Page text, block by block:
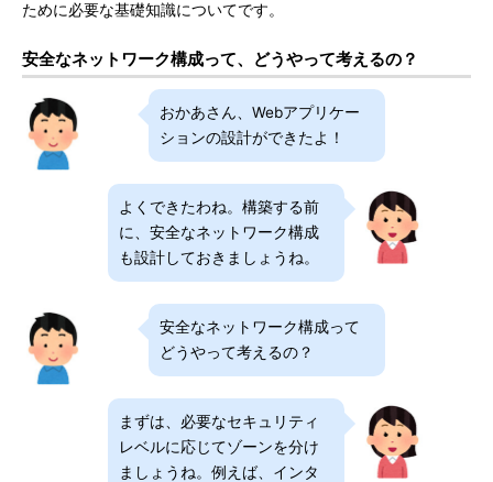
ために必要な基礎知識についてです。
安全なネットワーク構成って、どうやって考えるの？
おかあさん、Webアプリケー
ションの設計ができたよ！
よくできたわね。構築する前
に、安全なネットワーク構成
も設計しておきましょうね。
安全なネットワーク構成って
どうやって考えるの？
まずは、必要なセキュリティ
レベルに応じてゾーンを分け
ましょうね。例えば、インタ